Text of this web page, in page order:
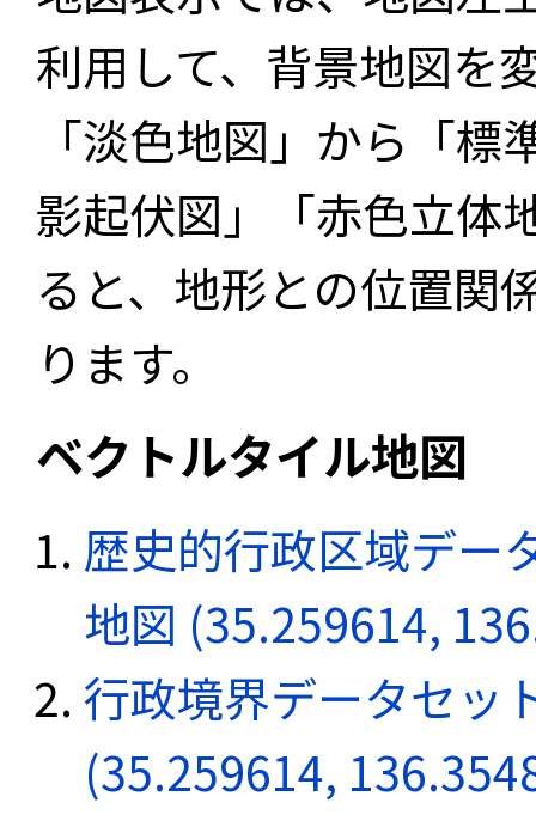
利用して、背景地図を
「淡色地図」から「
影起伏図」「赤色立体
ると、地形との位置関
ります。
ベクトルタイル地図
歴史的行政区域デー
地図 (35.259614,
行政境界データセッ
(35.259614,